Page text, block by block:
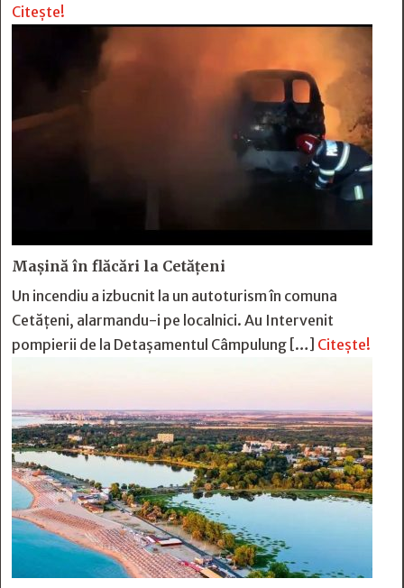
Citește!
Mașină în flăcări la Cetățeni
Un incendiu a izbucnit la un autoturism în comuna
Cetățeni, alarmandu-i pe localnici. Au Intervenit
pompierii de la Detașamentul Câmpulung […] Citește!